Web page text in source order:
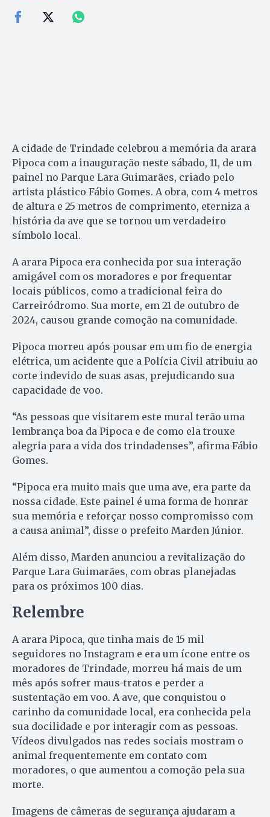
A cidade de Trindade celebrou a memória da arara
Pipoca com a inauguração neste sábado, 11, de um
painel no Parque Lara Guimarães, criado pelo
artista plástico Fábio Gomes. A obra, com 4 metros
de altura e 25 metros de comprimento, eterniza a
história da ave que se tornou um verdadeiro
símbolo local.
A arara Pipoca era conhecida por sua interação
amigável com os moradores e por frequentar
locais públicos, como a tradicional feira do
Carreiródromo. Sua morte, em 21 de outubro de
2024, causou grande comoção na comunidade.
Pipoca morreu após pousar em um fio de energia
elétrica, um acidente que a Polícia Civil atribuiu ao
corte indevido de suas asas, prejudicando sua
capacidade de voo.
“As pessoas que visitarem este mural terão uma
lembrança boa da Pipoca e de como ela trouxe
alegria para a vida dos trindadenses”, afirma Fábio
Gomes.
“Pipoca era muito mais que uma ave, era parte da
nossa cidade. Este painel é uma forma de honrar
sua memória e reforçar nosso compromisso com
a causa animal”, disse o prefeito Marden Júnior.
Além disso, Marden anunciou a revitalização do
Parque Lara Guimarães, com obras planejadas
para os próximos 100 dias.
Relembre
A arara Pipoca, que tinha mais de 15 mil
seguidores no Instagram e era um ícone entre os
moradores de Trindade, morreu há mais de um
mês após sofrer maus-tratos e perder a
sustentação em voo. A ave, que conquistou o
carinho da comunidade local, era conhecida pela
sua docilidade e por interagir com as pessoas.
Vídeos divulgados nas redes sociais mostram o
animal frequentemente em contato com
moradores, o que aumentou a comoção pela sua
morte.
Imagens de câmeras de segurança ajudaram a